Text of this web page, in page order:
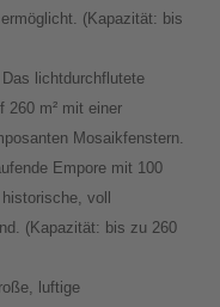
(Kapazität: bis
lichtdurchflutete
260 m² mit einer
Mosaikfenstern.
Empore mit 100
voll
(Kapazität: bis zu 260
luftige